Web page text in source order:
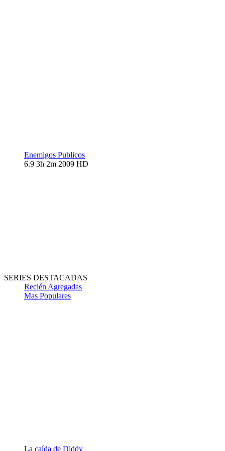
Enemigos Publicos
6.9 3h 2m 2009 HD
SERIES DESTACADAS
Recién Agregadas
Mas Populares
La caída de Diddy